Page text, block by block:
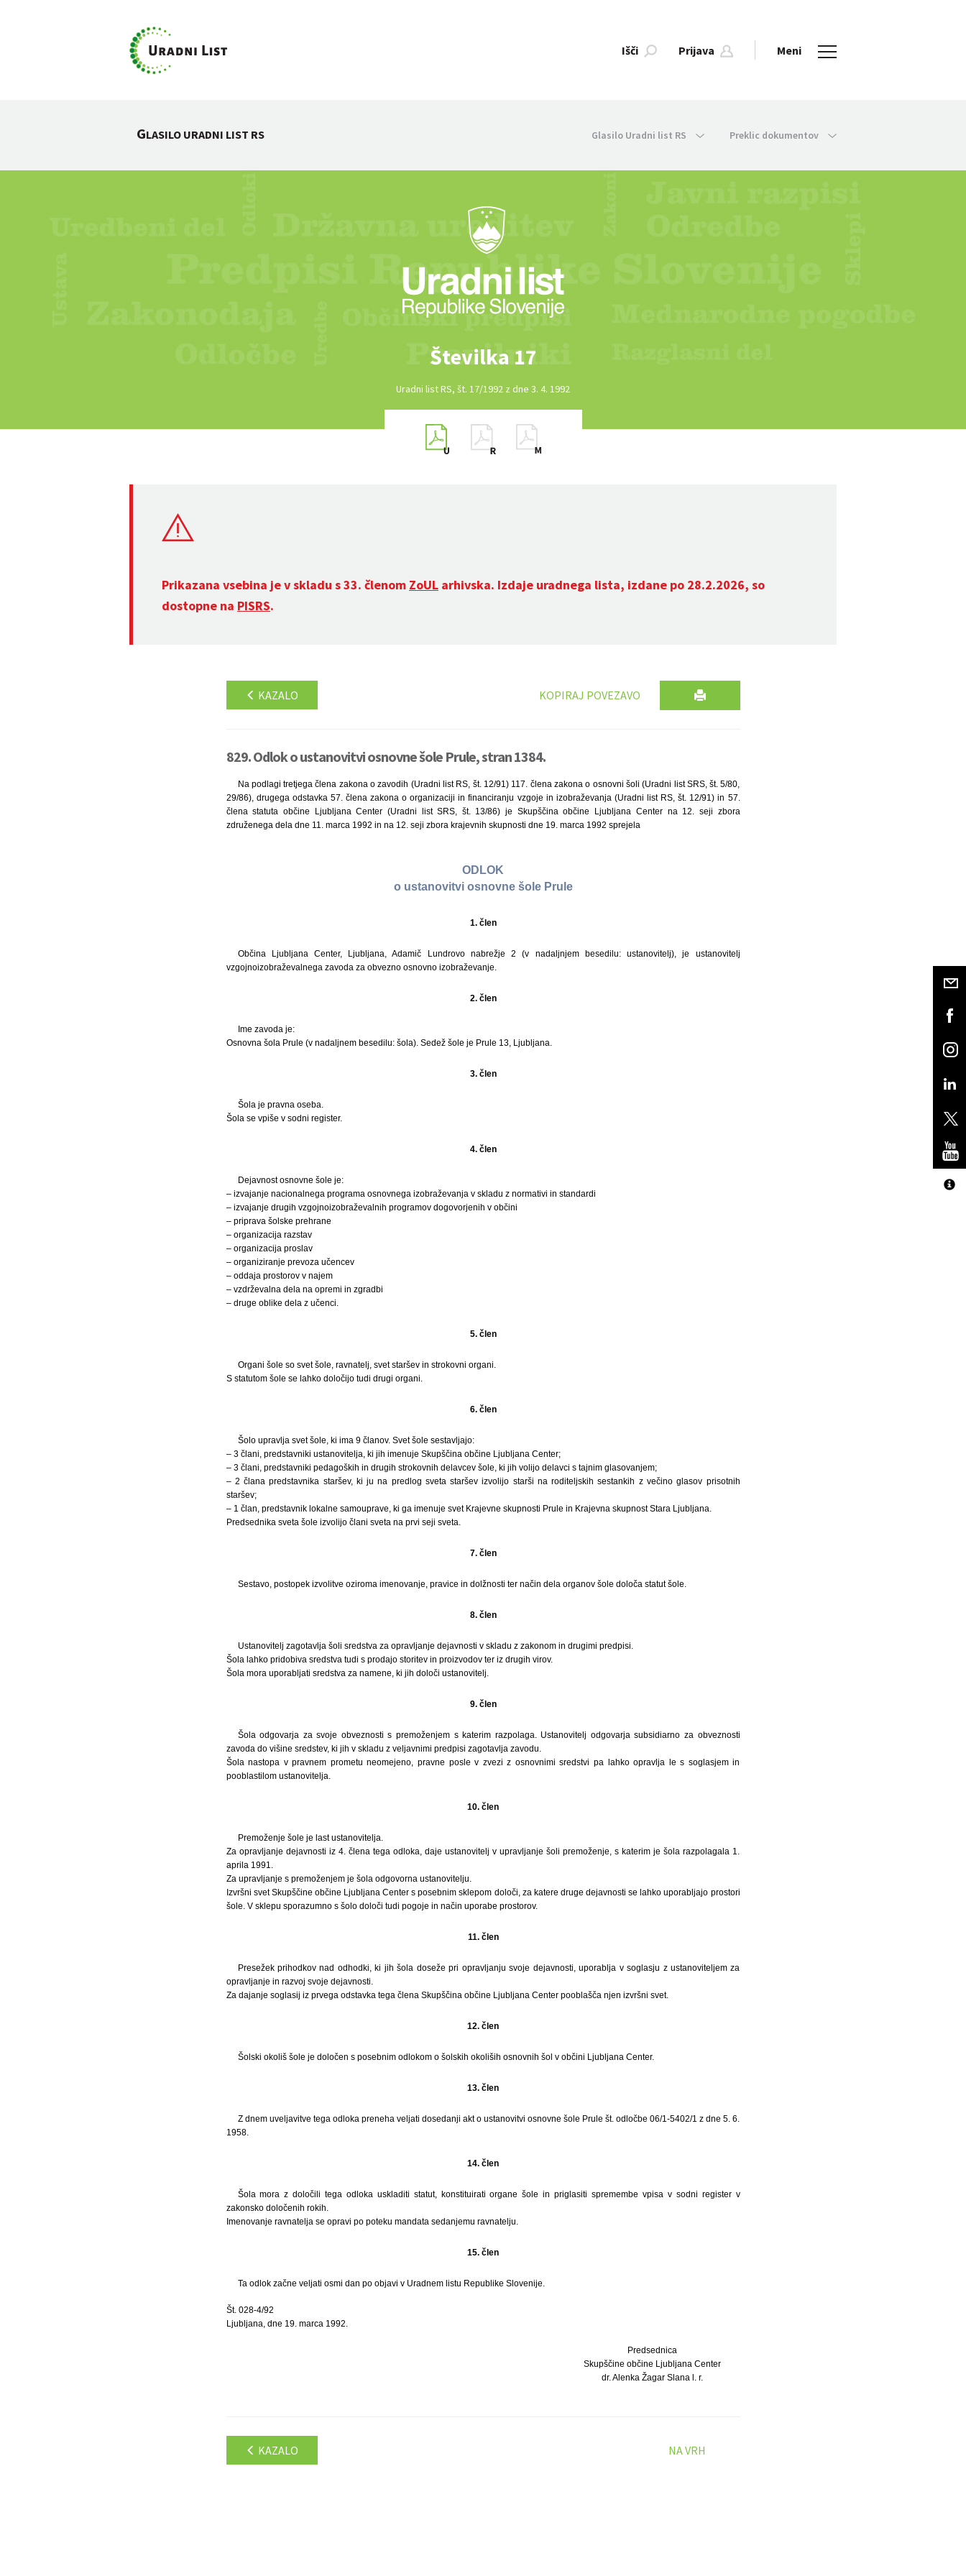
Išči Prijava Meni
GLASILO URADNI LIST RS Glasilo Uradni list RS Preklic dokumentov
Številka 17
Uradni list RS, št. 17/1992 z dne 3. 4. 1992
Prikazana vsebina je v skladu s 33. členom ZoUL arhivska. Izdaje uradnega lista, izdane po 28.2.2026, so
dostopne na PISRS.
KAZALO KOPIRAJ POVEZAVO
829. Odlok o ustanovitvi osnovne šole Prule, stran 1384.
Na podlagi tretjega člena zakona o zavodih (Uradni list RS, št. 12/91) 117. člena zakona o osnovni šoli (Uradni list SRS, št. 5/80,
29/86), drugega odstavka 57. člena zakona o organizaciji in financiranju vzgoje in izobraževanja (Uradni list RS, št. 12/91) in 57.
člena statuta občine Ljubljana Center (Uradni list SRS, št. 13/86) je Skupščina občine Ljubljana Center na 12. seji zbora
združenega dela dne 11. marca 1992 in na 12. seji zbora krajevnih skupnosti dne 19. marca 1992 sprejela
ODLOK
o ustanovitvi osnovne šole Prule
1. člen
Občina Ljubljana Center, Ljubljana, Adamič Lundrovo nabrežje 2 (v nadaljnjem besedilu: ustanovitelj), je ustanovitelj
vzgojnoizobraževalnega zavoda za obvezno osnovno izobraževanje.
2. člen
Ime zavoda je:
Osnovna šola Prule (v nadaljnem besedilu: šola). Sedež šole je Prule 13, Ljubljana.
3. člen
Šola je pravna oseba.
Šola se vpiše v sodni register.
4. člen
Dejavnost osnovne šole je:
– izvajanje nacionalnega programa osnovnega izobraževanja v skladu z normativi in standardi
– izvajanje drugih vzgojnoizobraževalnih programov dogovorjenih v občini
– priprava šolske prehrane
– organizacija razstav
– organizacija proslav
– organiziranje prevoza učencev
– oddaja prostorov v najem
– vzdrževalna dela na opremi in zgradbi
– druge oblike dela z učenci.
5. člen
Organi šole so svet šole, ravnatelj, svet staršev in strokovni organi.
S statutom šole se lahko določijo tudi drugi organi.
6. člen
Šolo upravlja svet šole, ki ima 9 članov. Svet šole sestavljajo:
– 3 člani, predstavniki ustanovitelja, ki jih imenuje Skupščina občine Ljubljana Center;
– 3 člani, predstavniki pedagoških in drugih strokovnih delavcev šole, ki jih volijo delavci s tajnim glasovanjem;
– 2 člana predstavnika staršev, ki ju na predlog sveta staršev izvolijo starši na roditeljskih sestankih z večino glasov prisotnih
staršev;
– 1 član, predstavnik lokalne samouprave, ki ga imenuje svet Krajevne skupnosti Prule in Krajevna skupnost Stara Ljubljana.
Predsednika sveta šole izvolijo člani sveta na prvi seji sveta.
7. člen
Sestavo, postopek izvolitve oziroma imenovanje, pravice in dolžnosti ter način dela organov šole določa statut šole.
8. člen
Ustanovitelj zagotavlja šoli sredstva za opravljanje dejavnosti v skladu z zakonom in drugimi predpisi.
Šola lahko pridobiva sredstva tudi s prodajo storitev in proizvodov ter iz drugih virov.
Šola mora uporabljati sredstva za namene, ki jih določi ustanovitelj.
9. člen
Šola odgovarja za svoje obveznosti s premoženjem s katerim razpolaga. Ustanovitelj odgovarja subsidiarno za obveznosti
zavoda do višine sredstev, ki jih v skladu z veljavnimi predpisi zagotavlja zavodu.
Šola nastopa v pravnem prometu neomejeno, pravne posle v zvezi z osnovnimi sredstvi pa lahko opravlja le s soglasjem in
pooblastilom ustanovitelja.
10. člen
Premoženje šole je last ustanovitelja.
Za opravljanje dejavnosti iz 4. člena tega odloka, daje ustanovitelj v upravljanje šoli premoženje, s katerim je šola razpolagala 1.
aprila 1991.
Za upravljanje s premoženjem je šola odgovorna ustanovitelju.
Izvršni svet Skupščine občine Ljubljana Center s posebnim sklepom določi, za katere druge dejavnosti se lahko uporabljajo prostori
šole. V sklepu sporazumno s šolo določi tudi pogoje in način uporabe prostorov.
11. člen
Presežek prihodkov nad odhodki, ki jih šola doseže pri opravljanju svoje dejavnosti, uporablja v soglasju z ustanoviteljem za
opravljanje in razvoj svoje dejavnosti.
Za dajanje soglasij iz prvega odstavka tega člena Skupščina občine Ljubljana Center pooblašča njen izvršni svet.
12. člen
Šolski okoliš šole je določen s posebnim odlokom o šolskih okoliših osnovnih šol v občini Ljubljana Center.
13. člen
Z dnem uveljavitve tega odloka preneha veljati dosedanji akt o ustanovitvi osnovne šole Prule št. odločbe 06/1-5402/1 z dne 5. 6.
1958.
14. člen
Šola mora z določili tega odloka uskladiti statut, konstituirati organe šole in priglasiti spremembe vpisa v sodni register v
zakonsko določenih rokih.
Imenovanje ravnatelja se opravi po poteku mandata sedanjemu ravnatelju.
15. člen
Ta odlok začne veljati osmi dan po objavi v Uradnem listu Republike Slovenije.
Št. 028-4/92
Ljubljana, dne 19. marca 1992.
Predsednica
Skupščine občine Ljubljana Center
dr. Alenka Žagar Slana l. r.
KAZALO NA VRH